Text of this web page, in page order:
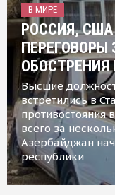
В МИРЕ
РОССИЯ, США
ПЕРЕГОВОРЫ
ОБОСТРЕНИЯ
Высшие
встретились в
противостояния
всего за
Азербайджан
республики